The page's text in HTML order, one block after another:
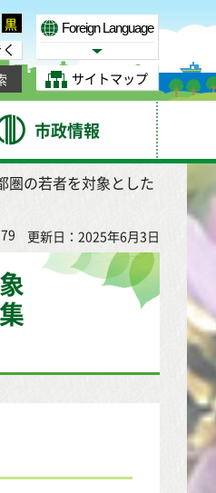
黒
Foreign Language
Select Language
サイトマップ
市政情報
圏の若者を対象とした
更新日：2025年6月3日